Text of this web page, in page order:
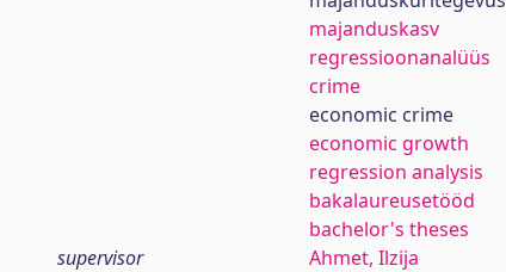
majanduskasv
regressioonanalüüs
crime
economic crime
economic growth
regression analysis
bakalaureusetööd
bachelor's theses
supervisor
Ahmet, Ilzija